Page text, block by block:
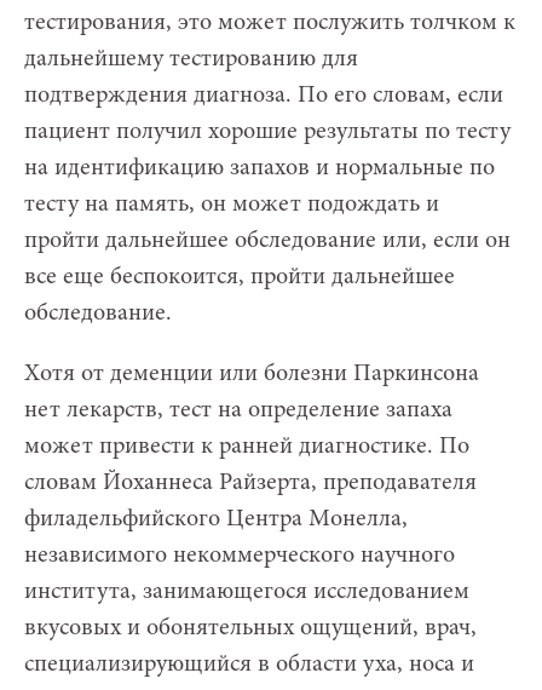
тестирования, это может послужить толчком к
дальнейшему тестированию для
подтверждения диагноза. По его словам, если
пациент получил хорошие результаты по тесту
на идентификацию запахов и нормальные по
тесту на память, он может подождать и
пройти дальнейшее обследование или, если он
все еще беспокоится, пройти дальнейшее
обследование.
Хотя от деменции или болезни Паркинсона
нет лекарств, тест на определение запаха
может привести к ранней диагностике. По
словам Йоханнеса Райзерта, преподавателя
филадельфийского Центра Монелла,
независимого некоммерческого научного
института, занимающегося исследованием
вкусовых и обонятельных ощущений, врач,
специализирующийся в области уха, носа и